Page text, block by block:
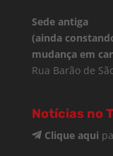
Sede antiga
(ainda
mudança em
Rua Barão de
Notícias no
Clique aqui